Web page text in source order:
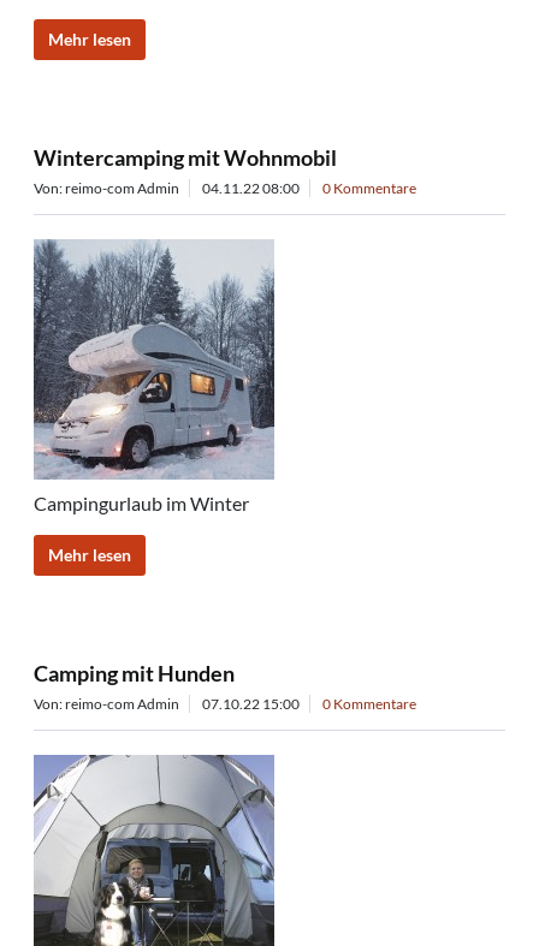
Mehr lesen
Wintercamping mit Wohnmobil
Von: reimo-com Admin 04.11.22 08:00 0 Kommentare
Campingurlaub im Winter
Mehr lesen
Camping mit Hunden
Von: reimo-com Admin 07.10.22 15:00 0 Kommentare